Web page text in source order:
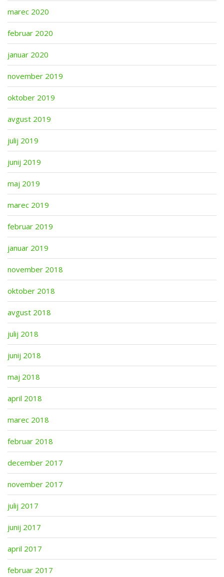
marec 2020
februar 2020
januar 2020
november 2019
oktober 2019
avgust 2019
julij 2019
junij 2019
maj 2019
marec 2019
februar 2019
januar 2019
november 2018
oktober 2018
avgust 2018
julij 2018
junij 2018
maj 2018
april 2018
marec 2018
februar 2018
december 2017
november 2017
julij 2017
junij 2017
april 2017
februar 2017